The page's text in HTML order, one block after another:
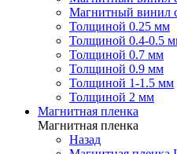
Магнитный винил
Толщиной 0.25 мм
Толщиной 0.4-0.5
Толщиной 0.7 мм
Толщиной 0.9 мм
Толщиной 1-1.5 мм
Толщиной 2 мм
Магнитная пленка
Магнитная пленка
Назад